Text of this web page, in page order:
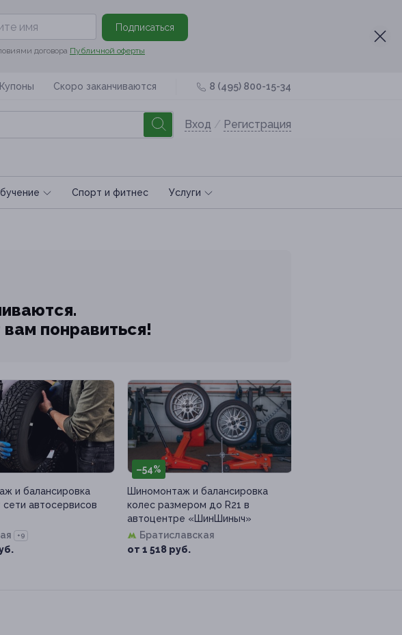
Подписаться
договора Публичной оферты
Скоро заканчиваются 8 (495) 800-15-34
Вход / Регистрация
Спoрт и фитнес Услуги
понравиться!
и балансировка
сети автосервисов
+9
–54%
Шиномонтаж и балансировка
колес размером до R21 в
автоцентре «ШинШиныч»
Братиславская
от 1 518 руб.